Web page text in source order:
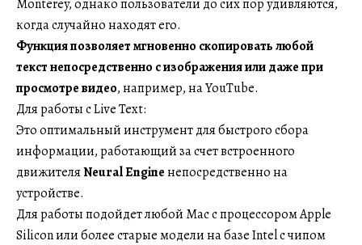
Monterey, однако пользователи до сих пор удивляются,
когда случайно находят его.
Функция позволяет мгновенно скопировать любой
текст непосредственно с изображения или даже при
просмотре видео, например, на YouTube.
Для работы с Live Text:
Это оптимальный инструмент для быстрого сбора
информации, работающий за счет встроенного
движителяNeural Engineнепосредственно на
устройстве.
Для работы подойдет любой Mac с процессором Apple
Silicon или более старые модели на базе Intel с чипом